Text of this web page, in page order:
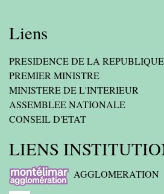
Liens
PRESIDENCE DE LA REPUBLIQUE
PREMIER MINISTRE
MINISTERE DE L'INTERIEUR
ASSEMBLEE NATIONALE
CONSEIL D'ETAT
LIENS
AGGLOMERATION